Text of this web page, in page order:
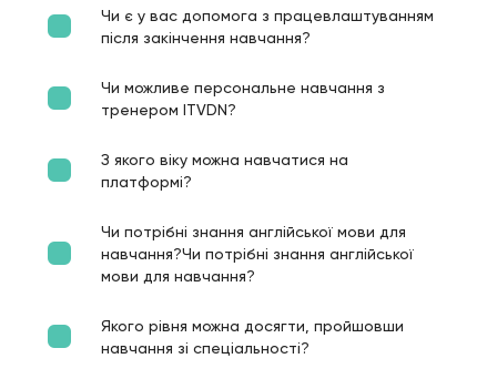
Чи є у вас допомога з працевлаштуванням
після закінчення навчання?
Чи можливе персональне навчання з
тренером ITVDN?
З якого віку можна навчатися на
платформі?
Чи потрібні знання англійської мови для
навчання?Чи потрібні знання англійської
мови для навчання?
Якого рівня можна досягти, пройшовши
навчання зі спеціальності?